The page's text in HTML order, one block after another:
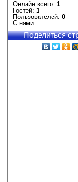
Онлайн всего: 1
Гостей: 1
Пользователей: 0
С нами:
Поделиться